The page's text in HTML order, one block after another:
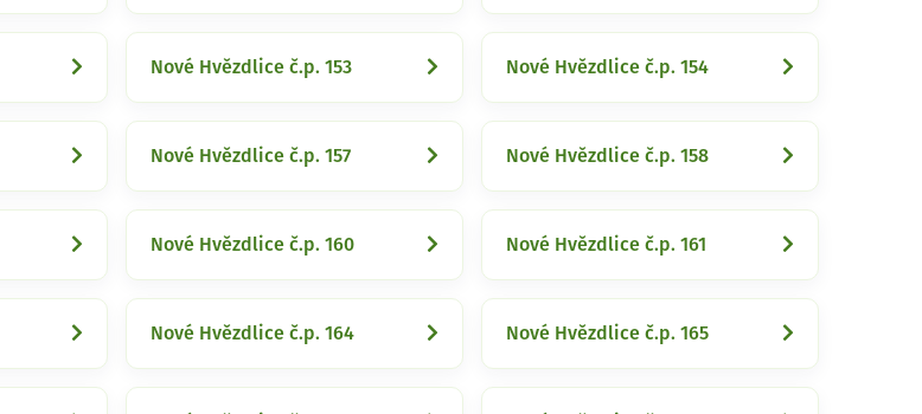
Nové Hvězdlice č.p. 153 Nové Hvězdlice č.p. 154
Nové Hvězdlice č.p. 157 Nové Hvězdlice č.p. 158
Nové Hvězdlice č.p. 160 Nové Hvězdlice č.p. 161
Nové Hvězdlice č.p. 164 Nové Hvězdlice č.p. 165